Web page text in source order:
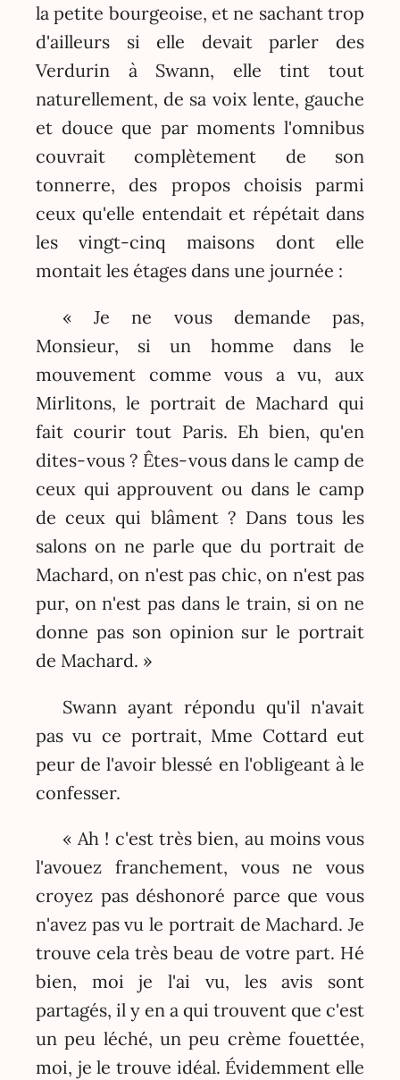
la petite bourgeoise, et ne sachant trop
d'ailleurs si elle devait parler des
Verdurin à Swann, elle tint tout
naturellement, de sa voix lente, gauche
et douce que par moments l'omnibus
couvrait complètement de son
tonnerre, des propos choisis parmi
ceux qu'elle entendait et répétait dans
les vingt-cinq maisons dont elle
montait les étages dans une journée :
« Je ne vous demande pas,
Monsieur, si un homme dans le
mouvement comme vous a vu, aux
Mirlitons, le portrait de Machard qui
fait courir tout Paris. Eh bien, qu'en
dites-vous ? Êtes-vous dans le camp de
ceux qui approuvent ou dans le camp
de ceux qui blâment ? Dans tous les
salons on ne parle que du portrait de
Machard, on n'est pas chic, on n'est pas
pur, on n'est pas dans le train, si on ne
donne pas son opinion sur le portrait
de Machard. »
Swann ayant répondu qu'il n'avait
pas vu ce portrait, Mme Cottard eut
peur de l'avoir blessé en l'obligeant à le
confesser.
« Ah ! c'est très bien, au moins vous
l'avouez franchement, vous ne vous
croyez pas déshonoré parce que vous
n'avez pas vu le portrait de Machard. Je
trouve cela très beau de votre part. Hé
bien, moi je l'ai vu, les avis sont
partagés, il y en a qui trouvent que c'est
un peu léché, un peu crème fouettée,
moi, je le trouve idéal. Évidemment elle